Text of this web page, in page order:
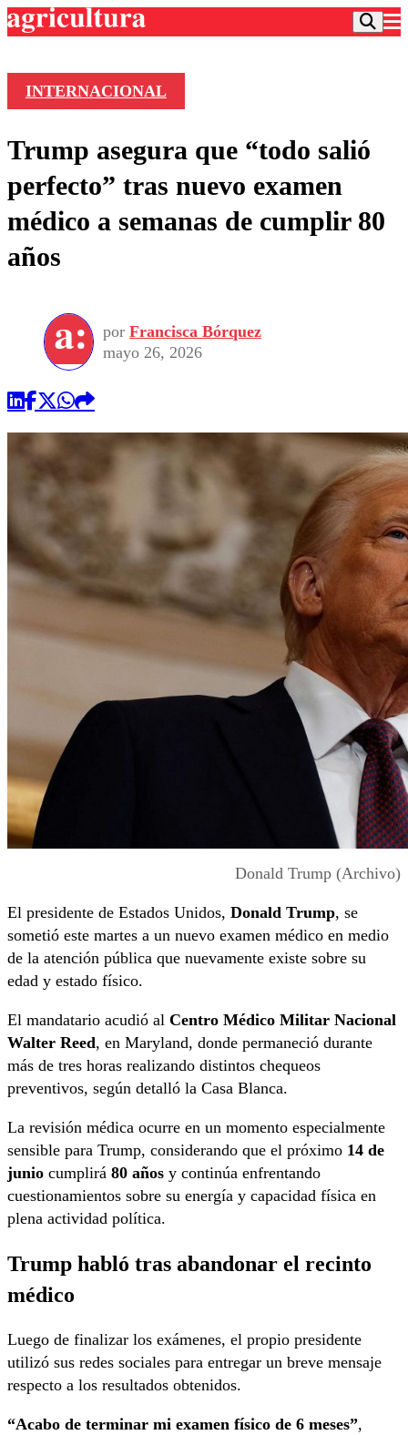
Frecuencias
Agricultura TV
Deportes
Colo Colo
Torneo Internacional
Torneo Nacional
Entretención
Internacional
Nacional
Programas
Comercial
INTERNACIONAL
Trump asegura que “todo salió
perfecto” tras nuevo examen
médico a semanas de cumplir 80
años
por Francisca Bórquez
mayo 26, 2026
Donald Trump (Archivo)
El presidente de Estados Unidos, Donald Trump, se
sometió este martes a un nuevo examen médico en medio
de la atención pública que nuevamente existe sobre su
edad y estado físico.
El mandatario acudió al Centro Médico Militar Nacional
Walter Reed, en Maryland, donde permaneció durante
más de tres horas realizando distintos chequeos
preventivos, según detalló la Casa Blanca.
La revisión médica ocurre en un momento especialmente
sensible para Trump, considerando que el próximo 14 de
junio cumplirá 80 años y continúa enfrentando
cuestionamientos sobre su energía y capacidad física en
plena actividad política.
Trump habló tras abandonar el recinto
médico
Luego de finalizar los exámenes, el propio presidente
utilizó sus redes sociales para entregar un breve mensaje
respecto a los resultados obtenidos.
“Acabo de terminar mi examen físico de 6 meses”,